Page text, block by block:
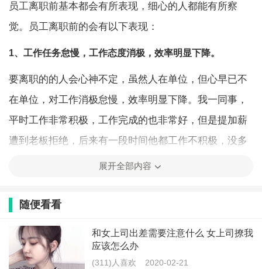
员工离职前基本都会有所表现，细心的人都能有所察
觉。员工离职前的会有以下表现：
1、工作任务怠慢，工作态度消极，效率明显下降。
要离职的的人会心神不定，虽然人在单位，但心早已不
在单位，对工作消极怠慢，效率明显下降。我一同事，
平时工作非常积极，工作完成的也非常好，但是提加薪
遭到老板拒绝，后来有一段时间他都工作不积极，没多
我姐上个月刚离职，离职之前肯定要找好下家，所以离
职前一段时间她频繁请假去面试，找新工作，并且离职
前把一年没有休的年假一次给修完了，找到下家后果断
展开全部内容
随便看看
和女上司出差需要注意什么 女上司撩我
应该怎么办
(311)人喜欢 2020-02-21